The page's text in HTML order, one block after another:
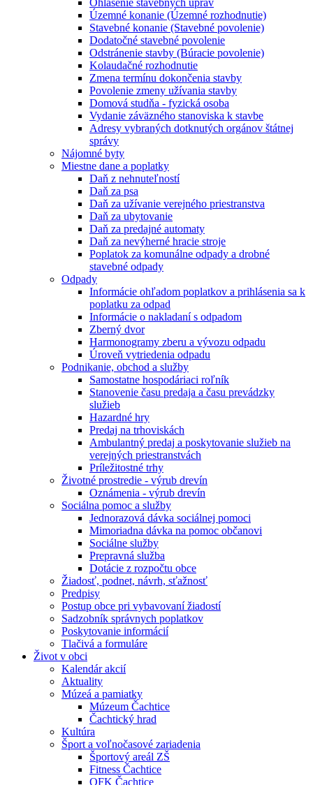
Ohlásenie stavebných úprav
Územné konanie (Územné rozhodnutie)
Stavebné konanie (Stavebné povolenie)
Dodatočné stavebné povolenie
Odstránenie stavby (Búracie povolenie)
Kolaudačné rozhodnutie
Zmena termínu dokončenia stavby
Povolenie zmeny užívania stavby
Domová studňa - fyzická osoba
Vydanie záväzného stanoviska k stavbe
Adresy vybraných dotknutých orgánov štátnej
správy
Nájomné byty
Miestne dane a poplatky
Daň z nehnuteľností
Daň za psa
Daň za užívanie verejného priestranstva
Daň za ubytovanie
Daň za predajné automaty
Daň za nevýherné hracie stroje
Poplatok za komunálne odpady a drobné
stavebné odpady
Odpady
Informácie ohľadom poplatkov a prihlásenia sa k
poplatku za odpad
Informácie o nakladaní s odpadom
Zberný dvor
Harmonogramy zberu a vývozu odpadu
Úroveň vytriedenia odpadu
Podnikanie, obchod a služby
Samostatne hospodáriaci roľník
Stanovenie času predaja a času prevádzky
služieb
Hazardné hry
Predaj na trhoviskách
Ambulantný predaj a poskytovanie služieb na
verejných priestranstvách
Príležitostné trhy
Životné prostredie - výrub drevín
Oznámenia - výrub drevín
Sociálna pomoc a služby
Jednorazová dávka sociálnej pomoci
Mimoriadna dávka na pomoc občanovi
Sociálne služby
Prepravná služba
Dotácie z rozpočtu obce
Žiadosť, podnet, návrh, sťažnosť
Predpisy
Postup obce pri vybavovaní žiadostí
Sadzobník správnych poplatkov
Poskytovanie informácií
Tlačivá a formuláre
Život v obci
Kalendár akcií
Aktuality
Múzeá a pamiatky
Múzeum Čachtice
Čachtický hrad
Kultúra
Šport a voľnočasové zariadenia
Športový areál ZŠ
Fitness Čachtice
OFK Čachtice